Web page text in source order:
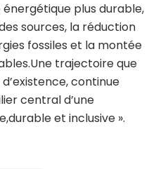
plus durable,
sources, la réduction
fossiles et la montée
trajectoire que
d’existence, continue
central d’une
et inclusive ».